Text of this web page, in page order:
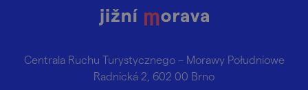
Centrala Ruchu Turystycznego – Morawy Południowe
Radnická 2, 602 00 Brno